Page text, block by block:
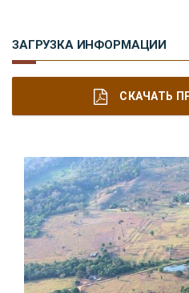
ЗАГРУЗКА ИНФОРМАЦИИ
СКАЧАТЬ